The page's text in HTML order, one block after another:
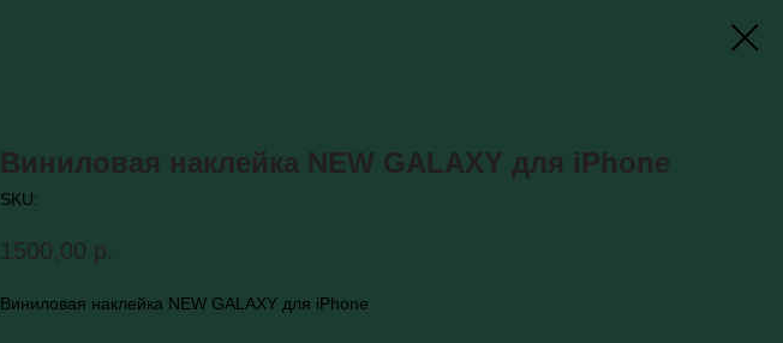
Виниловая наклейка NEW GALAXY для iPhone
SKU:
1500,00 р.
Виниловая наклейка NEW GALAXY для iPhone